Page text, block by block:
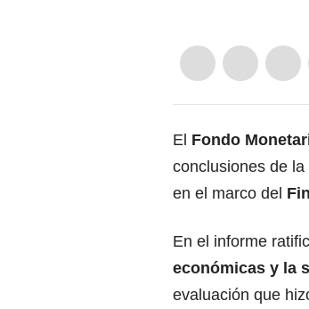
El Fondo
conclusiones de
en el marco del
En el informe
económicas y la
evaluación que